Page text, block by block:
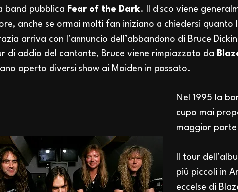
band pubblica Fear of the Dark. Il disco viene
anche se ormai molti fan iniziano a chiedersi
arriva con l’annuncio dell’abbandono di Bruce
di addio del cantante, Bruce viene rimpiazzato da
aperto diversi show ai Maiden in passato.
Nel 1995 la
cupo mai
maggior
Il tour
più piccoli in
eccelse di